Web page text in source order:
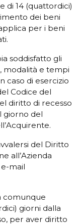
di 14 (quattordici)
dei beni
per i beni
soddisfatto gli
modalità e tempi
caso di esercizio
Codice del
diritto di recesso
giorno del
del Diritto
all’Azienda
mail
comunque
giorni dalla
per aver diritto